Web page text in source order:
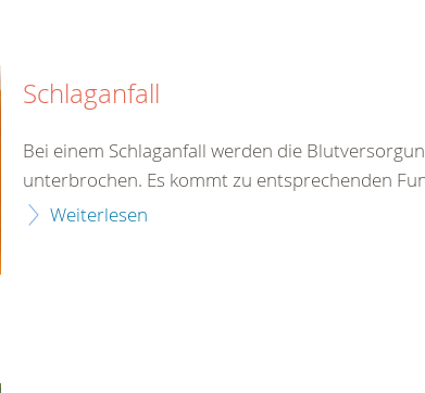
Schlaganfall
Bei einem Schlaganfall werden die
unterbrochen. Es kommt zu entsprechenden
Weiterlesen